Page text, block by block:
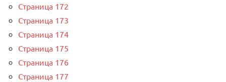
Страница 172
Страница 173
Страница 174
Страница 175
Страница 176
Страница 177